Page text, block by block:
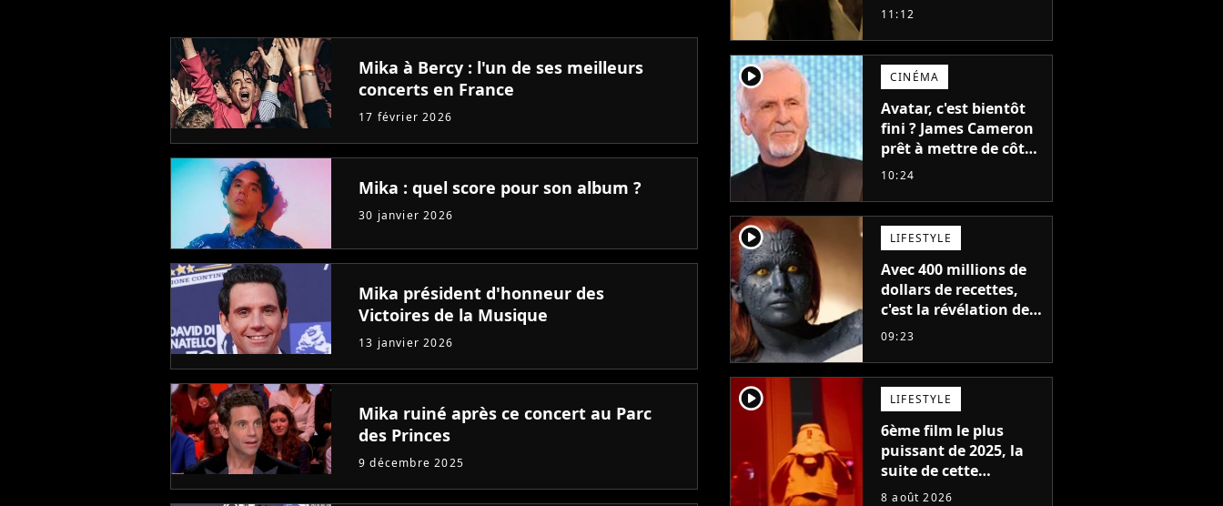
Mika à Bercy : l'un de ses meilleurs
concerts en France
17 février 2026
Mika : quel score pour son album ?
30 janvier 2026
Mika président d'honneur des
Victoires de la Musique
13 janvier 2026
Mika ruiné après ce concert au Parc
des Princes
9 décembre 2025
va devenir votre
11:12
player2 CINÉMA
Avatar, c'est bientôt
fini ? James Cameron
prêt à mettre de côté
sa saga de science-
de recettes
10:24
player2 LIFESTYLE
Avec 400 millions de
dollars de recettes,
c'est la révélation de
2026 au cinéma : cette
remplacer Jennifer
Lawrence chez Marvel
09:23
player2 LIFESTYLE
6ème film le plus
puissant de 2025, la
suite de cette
franchise culte est
8 août 2026